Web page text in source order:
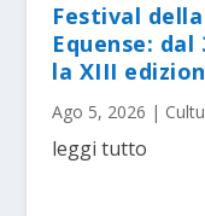
Festival
Equense:
la XIII
Ago 5, 2026 |
leggi tutto